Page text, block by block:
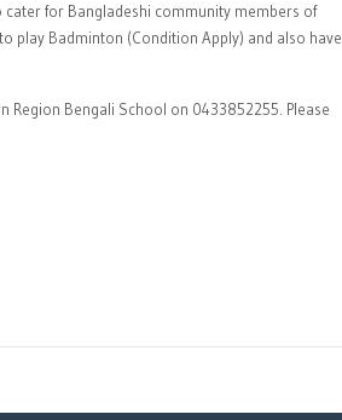
cater for Bangladeshi community members of
play Badminton (Condition Apply) and also have
Region Bengali School on 0433852255. Please